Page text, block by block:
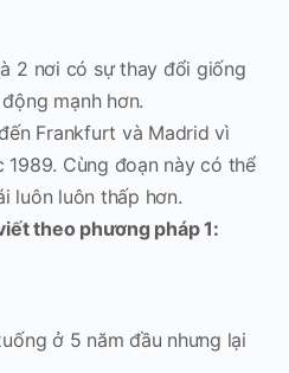
2 nơi có sự thay đổi giống
mạnh hơn.
Frankfurt và Madrid vì
Cùng đoạn này có thể
luôn luôn thấp hơn.
theo phương pháp 1:
ở 5 năm đầu nhưng lại